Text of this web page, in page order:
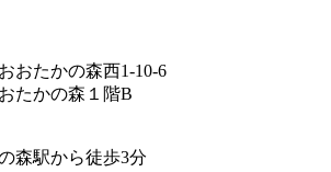
おたかの森西1-10-6
たかの森１階B
森駅から徒歩3分